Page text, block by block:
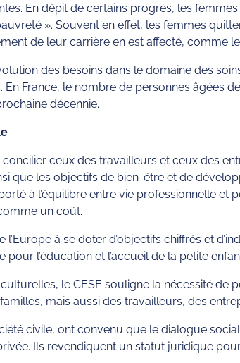
En dépit de certains progrès, les
». Souvent en effet, les femmes
de leur carrière en est affecté, comme
des besoins dans le domaine des
France, le nombre de personnes âgées
décennie.
ceux des travailleurs et ceux des
que les objectifs de bien-être et de
à l’équilibre entre vie professionnelle et
un coût.
à se doter d’objectifs chiffrés et
l’éducation et l’accueil de la petite
le CESE souligne la nécessité de
mais aussi des travailleurs, des
civile, ont convenu que le dialogue
Ils revendiquent un statut juridique